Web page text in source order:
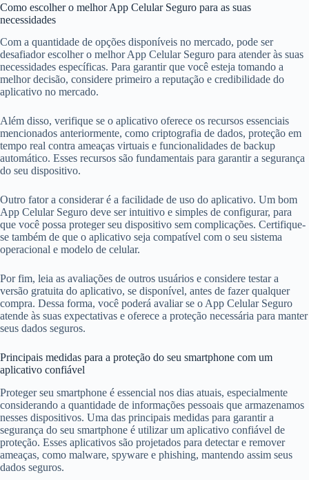
Como escolher o melhor App Celular Seguro para as suas
necessidades
Com a quantidade de opções disponíveis no mercado, pode ser
desafiador escolher o melhor App Celular Seguro para atender às suas
necessidades específicas. Para garantir que você esteja tomando a
melhor decisão, considere primeiro a reputação e credibilidade do
aplicativo no mercado.
Além disso, verifique se o aplicativo oferece os recursos essenciais
mencionados anteriormente, como criptografia de dados, proteção em
tempo real contra ameaças virtuais e funcionalidades de backup
automático. Esses recursos são fundamentais para garantir a segurança
do seu dispositivo.
Outro fator a considerar é a facilidade de uso do aplicativo. Um bom
App Celular Seguro deve ser intuitivo e simples de configurar, para
que você possa proteger seu dispositivo sem complicações. Certifique-
se também de que o aplicativo seja compatível com o seu sistema
operacional e modelo de celular.
Por fim, leia as avaliações de outros usuários e considere testar a
versão gratuita do aplicativo, se disponível, antes de fazer qualquer
compra. Dessa forma, você poderá avaliar se o App Celular Seguro
atende às suas expectativas e oferece a proteção necessária para manter
seus dados seguros.
Principais medidas para a proteção do seu smartphone com um
aplicativo confiável
Proteger seu smartphone é essencial nos dias atuais, especialmente
considerando a quantidade de informações pessoais que armazenamos
nesses dispositivos. Uma das principais medidas para garantir a
segurança do seu smartphone é utilizar um aplicativo confiável de
proteção. Esses aplicativos são projetados para detectar e remover
ameaças, como malware, spyware e phishing, mantendo assim seus
dados seguros.